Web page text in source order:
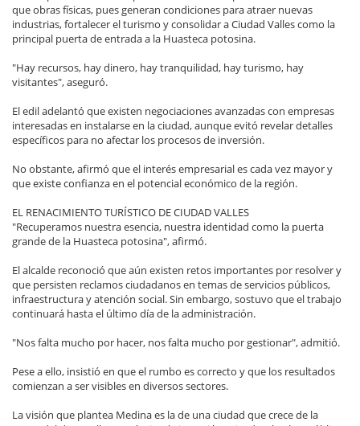
que obras físicas, pues generan condiciones para atraer nuevas
industrias, fortalecer el turismo y consolidar a Ciudad Valles como la
principal puerta de entrada a la Huasteca potosina.
"Hay recursos, hay dinero, hay tranquilidad, hay turismo, hay
visitantes", aseguró.
El edil adelantó que existen negociaciones avanzadas con empresas
interesadas en instalarse en la ciudad, aunque evitó revelar detalles
específicos para no afectar los procesos de inversión.
No obstante, afirmó que el interés empresarial es cada vez mayor y
que existe confianza en el potencial económico de la región.
EL RENACIMIENTO TURÍSTICO DE CIUDAD VALLES
"Recuperamos nuestra esencia, nuestra identidad como la puerta
grande de la Huasteca potosina", afirmó.
El alcalde reconoció que aún existen retos importantes por resolver y
que persisten reclamos ciudadanos en temas de servicios públicos,
infraestructura y atención social. Sin embargo, sostuvo que el trabajo
continuará hasta el último día de la administración.
"Nos falta mucho por hacer, nos falta mucho por gestionar", admitió.
Pese a ello, insistió en que el rumbo es correcto y que los resultados
comienzan a ser visibles en diversos sectores.
La visión que plantea Medina es la de una ciudad que crece de la